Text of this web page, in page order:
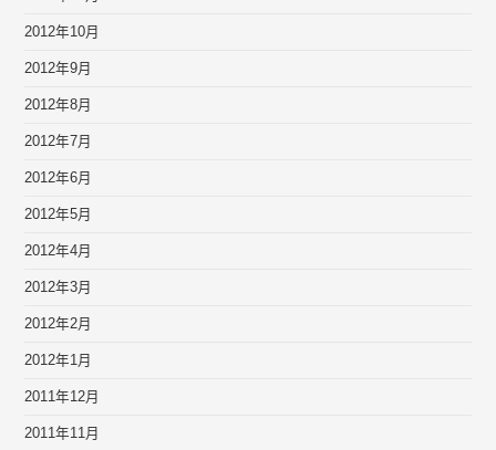
2012年10月
2012年9月
2012年8月
2012年7月
2012年6月
2012年5月
2012年4月
2012年3月
2012年2月
2012年1月
2011年12月
2011年11月